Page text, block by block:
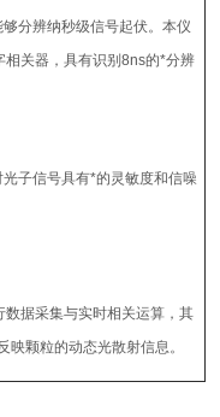
分辨纳秒级信号起伏。本仪
关器，具有识别8ns的*分辨
子信号具有*的灵敏度和信噪
据采集与实时相关运算，其
颗粒的动态光散射信息。